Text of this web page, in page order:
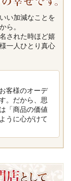
い加減なことを
ら。
された時ほど嬉
一人ひとり真心
客様のオーデ
。だから、思
「商品の価値
うに心がけて